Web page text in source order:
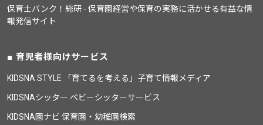
保育士バンク！総研 - 保育園経営や保育の実務に活かせる有益な情
報発信サイト
育児者様向けサービス
KIDSNA STYLE 「育てるを考える」子育て情報メディア
KIDSNAシッター ベビーシッターサービス
KIDSNA園ナビ 保育園・幼稚園検索